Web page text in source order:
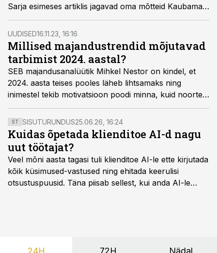
Sarja esimeses artiklis jagavad oma mõtteid Kaubamaja
juht Erkki Laugus ja Põldma Kaubanduse omanik
Heinar Põldma.
UUDISED16.11.23, 16:16
Millised majandustrendid mõjutavad
tarbimist 2024. aastal?
SEB majandusanalüütik Mihkel Nestor on kindel, et
2024. aasta teises pooles läheb lihtsamaks ning
inimestel tekib motivatsioon poodi minna, kuid noorte
inimeste värbamisega on keeruline, kuna neid on
lihtsalt vähe.
ST SISUTURUNDUS25.06.26, 16:24
Kuidas õpetada klienditoe AI-d nagu
uut töötajat?
Veel mõni aasta tagasi tuli klienditoe AI-le ette kirjutada
kõik küsimused-vastused ning ehitada keerulisi
otsustuspuusid. Täna piisab sellest, kui anda AI-le
24H 72H Nädal